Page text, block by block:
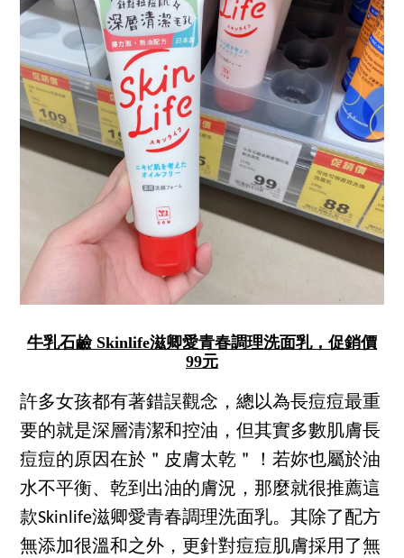
牛乳石鹼 Skinlife滋卿愛青春調理洗面乳，促銷價
99元
許多女孩都有著錯誤觀念，總以為長痘痘最重
要的就是深層清潔和控油，但其實多數肌膚長
痘痘的原因在於＂皮膚太乾＂！若妳也屬於油
水不平衡、乾到出油的膚況，那麼就很推薦這
款Skinlife滋卿愛青春調理洗面乳。其除了配方
無添加很溫和之外，更針對痘痘肌膚採用了無